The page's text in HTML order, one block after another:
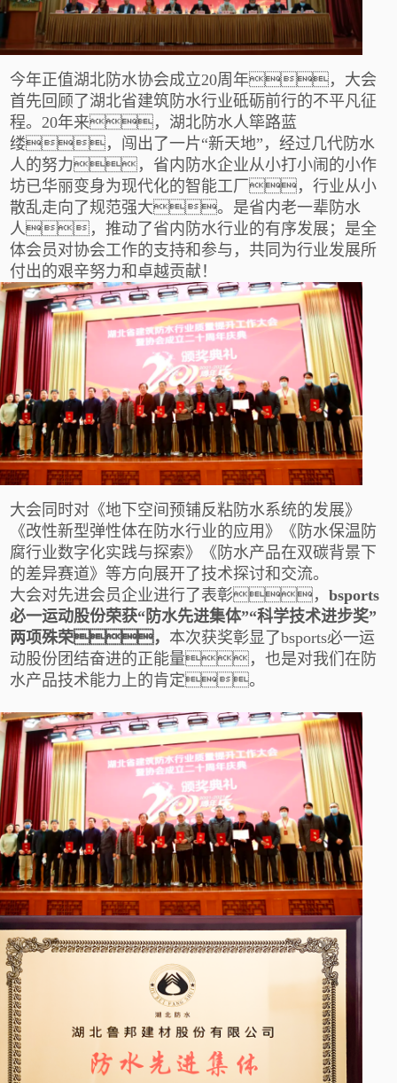
今年正值湖北防水协会成立20周年， 大会
首先回顾了湖北省建筑防水行业砥砺前行的不平凡征
程。20年来，湖北防水人筚路蓝
缕，闯出了一片“新天地”，经过几代防水
人的努力，省内防水企业从小打小闹的小作
坊已华丽变身为现代化的智能工厂，行业从小
散乱走向了规范强大。是省内老一辈防水
人，推动了省内防水行业的有序发展；是全
体会员对协会工作的支持和参与，共同为行业发展所
付出的艰辛努力和卓越贡献！
大会同时对《地下空间预铺反粘防水系统的发展》
《改性新型弹性体在防水行业的应用》《防水保温防
腐行业数字化实践与探索》《防水产品在双碳背景下
的差异赛道》等方向展开了技术探讨和交流。
大会对先进会员企业进行了表彰，bsports
必一运动股份荣获“防水先进集体”“科学技术进步奖”
两项殊荣， 本次获奖彰显了bsports必一运
动股份团结奋进的正能量，也是对我们在防
水产品技术能力上的肯定。